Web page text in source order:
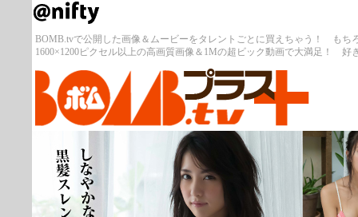
BOMB.tvで公開した画像＆ムービーをタレントごとに買えちゃう！ もち
1600×1200ピクセル以上の高画質画像＆1Mの超ビック動画で大満足！ 好